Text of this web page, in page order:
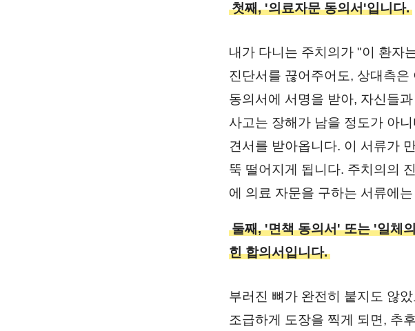
첫째, '의료자문 동의서'입니다.
내가 다니는 주치의가 "이 환자
진단서를 끊어주어도, 상대측
동의서에 서명을 받아, 자신들
사고는 장해가 남을 정도가 아
견서를 받아옵니다. 이 서류가
뚝 떨어지게 됩니다. 주치의의
에 의료 자문을 구하는 서류에
둘째, '면책 동의서' 또는 '일체
힌 합의서입니다.
부러진 뼈가 완전히 붙지도 않
조급하게 도장을 찍게 되면, 추